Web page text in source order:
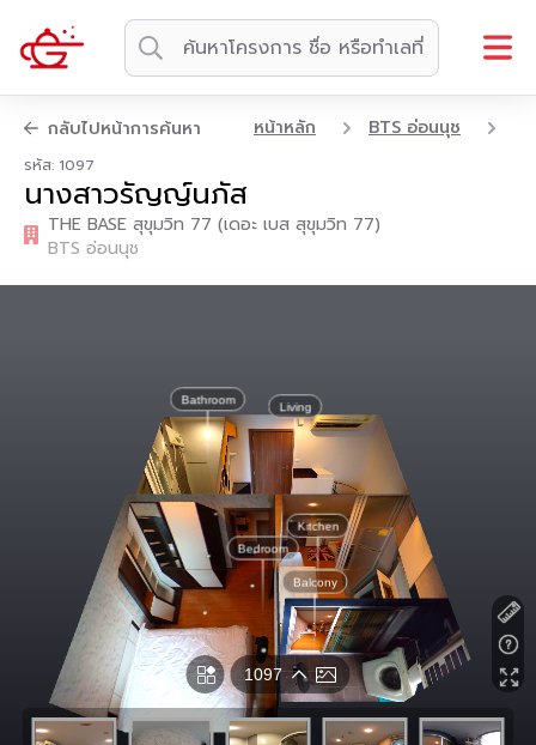
กลับไปหน้าการค้นหา หน้าหลัก BTS อ่อนนุช
รหัส: 1097
นางสาวรัญญ์นภัส
THE BASE สุขุมวิท 77 (เดอะ เบส สุขุมวิท 77)
BTS อ่อนนุช